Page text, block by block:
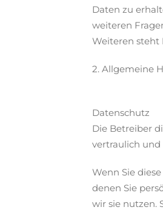
Daten zu
weiteren
Weiteren steht
2. Allgemeine
Datenschutz
Die Betreiber
vertraulich und
Wenn Sie
denen Sie
wir sie nutzen.